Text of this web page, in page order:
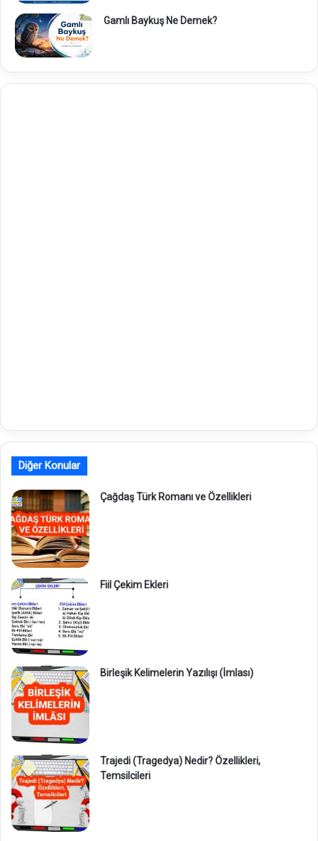
Gamlı Baykuş Ne Demek?
Diğer Konular
Çağdaş Türk Romanı ve Özellikleri
Fiil Çekim Ekleri
Birleşik Kelimelerin Yazılışı (İmlası)
Trajedi (Tragedya) Nedir? Özellikleri,
Temsilcileri